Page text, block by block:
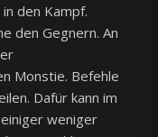
den Kampf.
den Gegnern. An
Monstie. Befehle
Dafür kann im
weniger